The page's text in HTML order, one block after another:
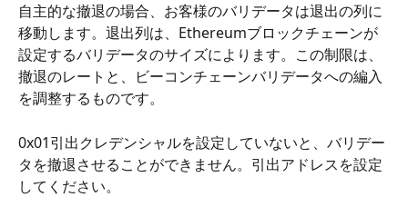
自主的な撤退の場合、お客様のバリデータは退出の列に
移動します。退出列は、Ethereumブロックチェーンが
設定するバリデータのサイズによります。この制限は、
撤退のレートと、ビーコンチェーンバリデータへの編入
を調整するものです。
​0x01引出クレデンシャルを設定していないと、バリデー
タを撤退させることができません。引出アドレスを設定
してください。